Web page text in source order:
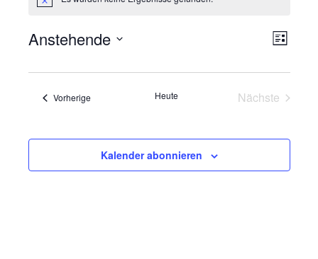
Hinweis
Liste
Anstehende
wählen.
VorherigeVeranstaltungen Heute
Nächste
Kalender abonnieren